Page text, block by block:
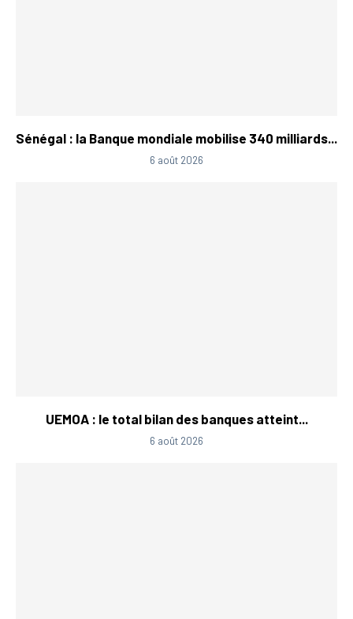
Sénégal : la Banque mondiale mobilise 340 milliards...
6 août 2026
UEMOA : le total bilan des banques atteint...
6 août 2026